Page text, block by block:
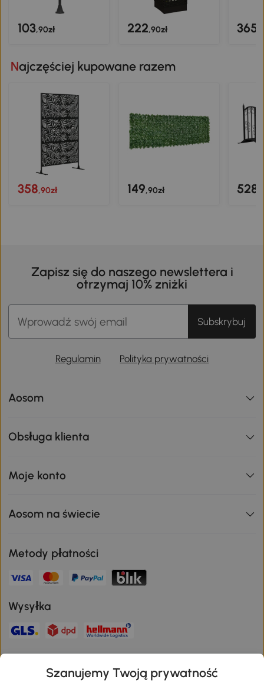
103,90zł 222,90zł 365
Najczęściej kupowane razem
358,90zł 149,90zł 528
Zapisz się do naszego newslettera i
otrzymaj 10% zniżki
Subskrybuj
Regulamin Polityka prywatności
Aosom
Obsługa klienta
Moje konto
Aosom na świecie
Metody płatności
Wysyłka
Szanujemy Twoją prywatność